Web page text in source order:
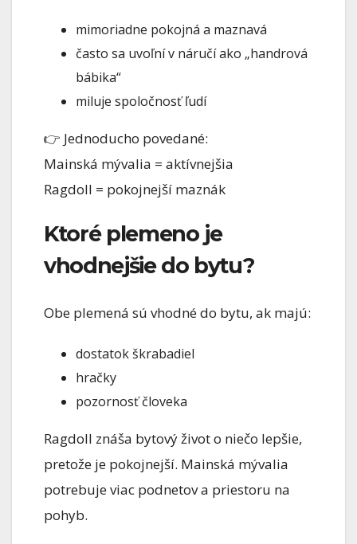
mimoriadne pokojná a maznavá
často sa uvoľní v náručí ako „handrová
bábika“
miluje spoločnosť ľudí
👉 Jednoducho povedané:
Mainská mývalia = aktívnejšia
Ragdoll = pokojnejší maznák
Ktoré plemeno je
vhodnejšie do bytu?
Obe plemená sú vhodné do bytu, ak majú:
dostatok škrabadiel
hračky
pozornosť človeka
Ragdoll znáša bytový život o niečo lepšie,
pretože je pokojnejší. Mainská mývalia
potrebuje viac podnetov a priestoru na
pohyb.